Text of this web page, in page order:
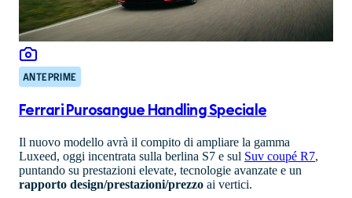
ANTEPRIME
Ferrari Purosangue Handling Speciale
Il nuovo modello avrà il compito di ampliare la gamma
Luxeed, oggi incentrata sulla berlina S7 e sul Suv coupé R7,
puntando su prestazioni elevate, tecnologie avanzate e un
rapporto design/prestazioni/prezzo ai vertici.